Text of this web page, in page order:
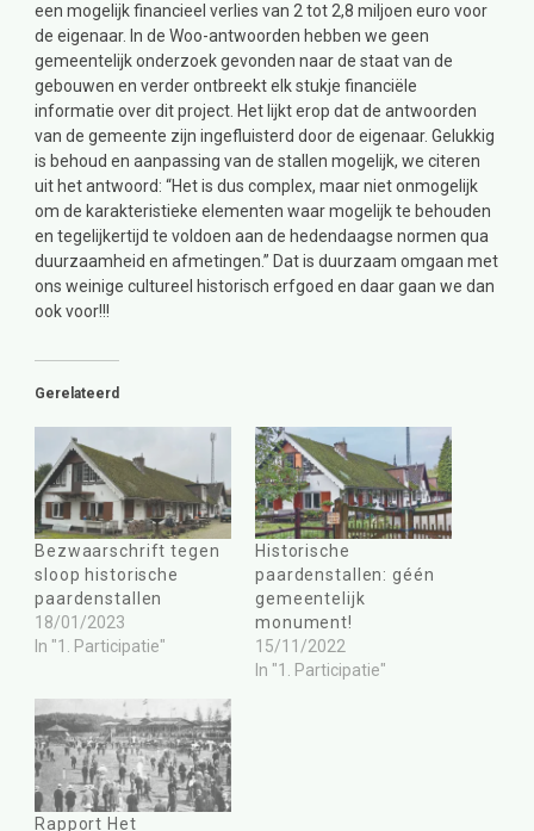
een mogelijk financieel verlies van 2 tot 2,8 miljoen euro voor
de eigenaar. In de Woo-antwoorden hebben we geen
gemeentelijk onderzoek gevonden naar de staat van de
gebouwen en verder ontbreekt elk stukje financiële
informatie over dit project. Het lijkt erop dat de antwoorden
van de gemeente zijn ingefluisterd door de eigenaar. Gelukkig
is behoud en aanpassing van de stallen mogelijk, we citeren
uit het antwoord: “Het is dus complex, maar niet onmogelijk
om de karakteristieke elementen waar mogelijk te behouden
en tegelijkertijd te voldoen aan de hedendaagse normen qua
duurzaamheid en afmetingen.” Dat is duurzaam omgaan met
ons weinige cultureel historisch erfgoed en daar gaan we dan
ook voor!!!
Gerelateerd
Bezwaarschrift tegen
sloop historische
paardenstallen
18/01/2023
In "1. Participatie"
Historische
paardenstallen: géén
gemeentelijk
monument!
15/11/2022
In "1. Participatie"
Rapport Het